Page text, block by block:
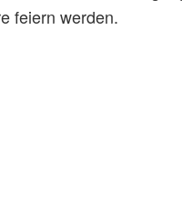
feiern werden.